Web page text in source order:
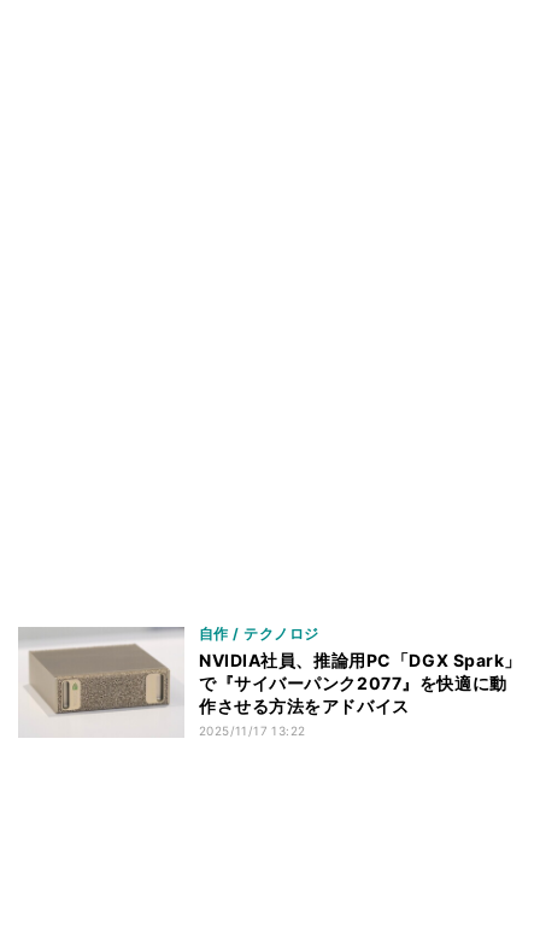
自作 / テクノロジ
NVIDIA社員、推論用PC「DGX Spark」
で『サイバーパンク2077』を快適に動
作させる方法をアドバイス
2025/11/17 13:22